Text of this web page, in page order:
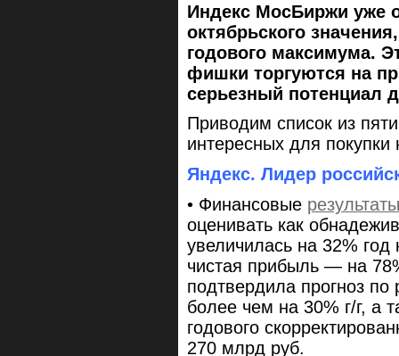
Индекс МосБиржи уже
октябрьского
годового максимума.
фишки торгуются на
серьезный потенциал
Приводим список из
интересных для
Яндекс. Лидер
• Финансовые результаты
оценивать как
увеличилась на 32% год
чистая прибыль — на
подтвердила прогноз по
более чем на 30% г/г, а
годового
270 млрд руб.